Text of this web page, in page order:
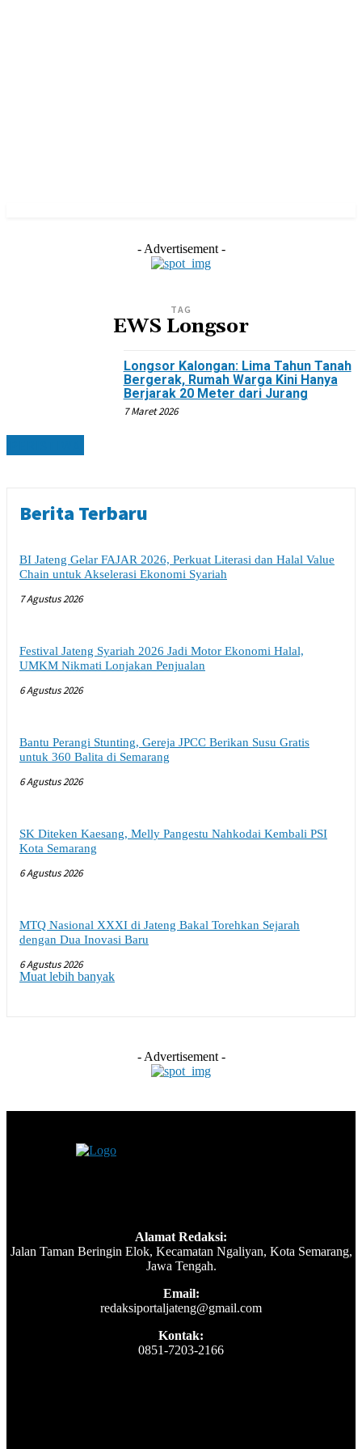
- Advertisement -
TAG
EWS Longsor
Longsor Kalongan: Lima Tahun Tanah
Bergerak, Rumah Warga Kini Hanya
Berjarak 20 Meter dari Jurang
7 Maret 2026
Berita Terbaru
BI Jateng Gelar FAJAR 2026, Perkuat Literasi dan Halal Value
Chain untuk Akselerasi Ekonomi Syariah
7 Agustus 2026
Festival Jateng Syariah 2026 Jadi Motor Ekonomi Halal,
UMKM Nikmati Lonjakan Penjualan
6 Agustus 2026
Bantu Perangi Stunting, Gereja JPCC Berikan Susu Gratis
untuk 360 Balita di Semarang
6 Agustus 2026
SK Diteken Kaesang, Melly Pangestu Nahkodai Kembali PSI
Kota Semarang
6 Agustus 2026
MTQ Nasional XXXI di Jateng Bakal Torehkan Sejarah
dengan Dua Inovasi Baru
6 Agustus 2026
Muat lebih banyak
- Advertisement -
Alamat Redaksi:
Jalan Taman Beringin Elok, Kecamatan Ngaliyan, Kota Semarang,
Jawa Tengah.
Email:
redaksiportaljateng@gmail.com
Kontak:
0851-7203-2166